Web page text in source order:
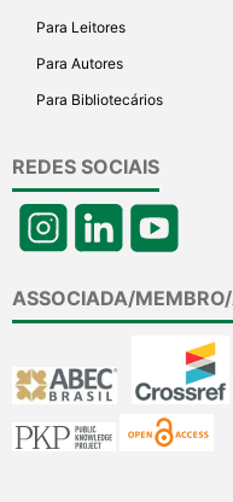
Para Leitores
Para Autores
Para Bibliotecários
REDES SOCIAIS
ASSOCIADA/